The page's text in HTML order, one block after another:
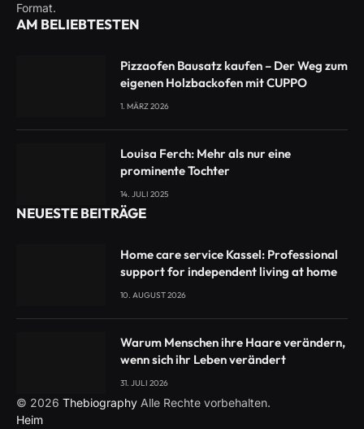
Format.
AM BELIEBTESTEN
Pizzaofen Bausatz kaufen – Der Weg zum
eigenen Holzbackofen mit CUPPO
1. MÄRZ 2026
Louisa Ferch: Mehr als nur eine
prominente Tochter
14. JULI 2025
NEUESTE BEITRÄGE
Home care service Kassel: Professional
support for independent living at home
10. AUGUST 2026
Warum Menschen ihre Haare verändern,
wenn sich ihr Leben verändert
31. JULI 2026
© 2026 Thebiography Alle Rechte vorbehalten.
Heim